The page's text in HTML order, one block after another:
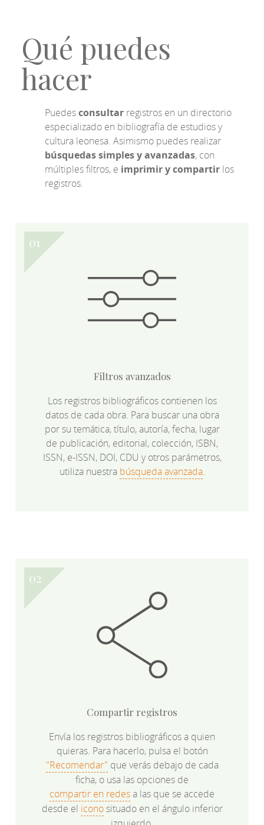
Qué puedes
hacer
Puedesconsultar registros en un directorio
especializado en bibliografía de estudios y
cultura leonesa. Asimismo puedes realizar
búsquedas simples y avanzadas, con
múltiples filtros, e imprimir y compartir los
registros.
Filtros avanzados
Los registros bibliográficos contienen los
datos de cada obra. Para buscar una obra
por su temática, título, autoría, fecha, lugar
de publicación, editorial, colección, ISBN,
ISSN, e-ISSN, DOI, CDU y otros parámetros,
utiliza nuestra búsqueda avanzada.
Compartir registros
Envía los registros bibliográficos a quien
quieras. Para hacerlo, pulsa el botón
"Recomendar" que verás debajo de cada
ficha, o usa las opciones de
compartir en redesa las que se accede
desde el iconosituado en el ángulo inferior